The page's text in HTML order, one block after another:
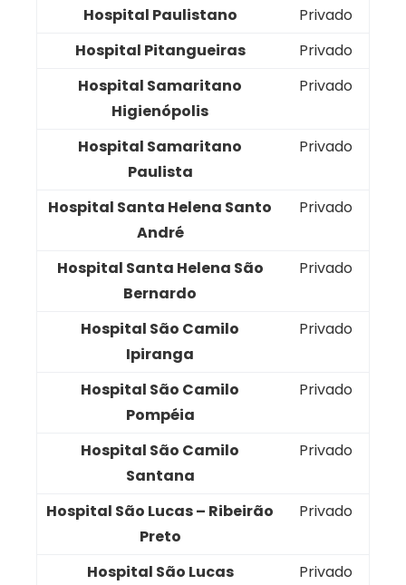
Hospital Paulistano
Privado
Hospital Pitangueiras
Privado
Hospital Samaritano
Higienópolis
Privado
Hospital Samaritano
Paulista
Privado
Hospital Santa Helena Santo
André
Privado
Hospital Santa Helena São
Bernardo
Privado
Hospital São Camilo
Ipiranga
Privado
Hospital São Camilo
Pompéia
Privado
Hospital São Camilo
Santana
Privado
Hospital São Lucas – Ribeirão
Preto
Privado
Hospital São Lucas
Privado